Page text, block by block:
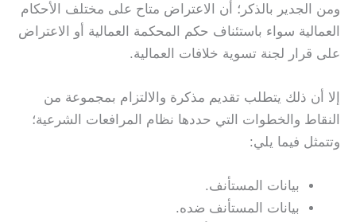
ومن الجدير بالذكر؛ أن الاعتراض متاح على مختلف الأحكام
العمالية سواء باستئناف حكم المحكمة العمالية أو الاعتراض
على قرار لجنة تسوية خلافات العمالية.
إلا أن ذلك يتطلب تقديم مذكرة والالتزام بمجموعة من
النقاط والخطوات التي حددها نظام المرافعات الشرعية؛
وتتمثل فيما يلي:
بيانات المستأنف.
بيانات المستأنف ضده.